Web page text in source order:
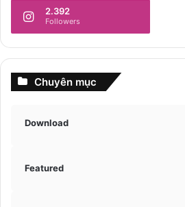
2.392
Followers
Chuyên mục
Download
Featured